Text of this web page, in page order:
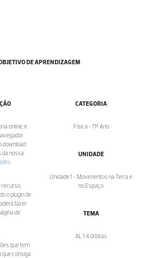
DE APRENDIZAGEM
online, e
download
da nossa
o plugin de
fazer
de
que tem
que consiga
CATEGORIA
Física - 11º Ano
UNIDADE
Unidade 1 - Movimentos na Terra e
no Espaço
TEMA
AL 1.4 órbitas